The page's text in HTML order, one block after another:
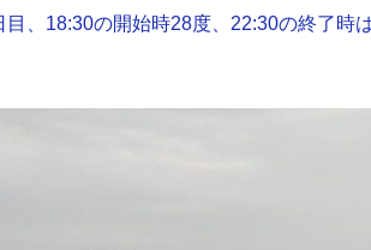
、18:30の開始時28度、22:30の終了時